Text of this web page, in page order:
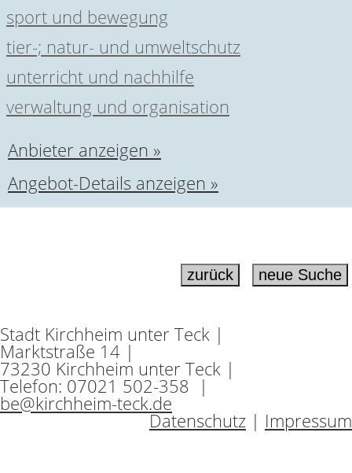
sport und bewegung
tier-; natur- und umweltschutz
unterricht und nachhilfe
verwaltung und organisation
Anbieter anzeigen »
Angebot-Details anzeigen »
Stadt Kirchheim unter Teck |
Marktstraße 14 |
73230 Kirchheim unter Teck |
Telefon: 07021 502-358 |
be@kirchheim-teck.de
Impressum
Datenschutz |